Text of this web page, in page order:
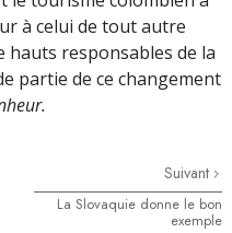
à celui de tout autre
hauts responsables de la
partie de ce changement
Suivant
La Slovaquie donne le bon
exemple